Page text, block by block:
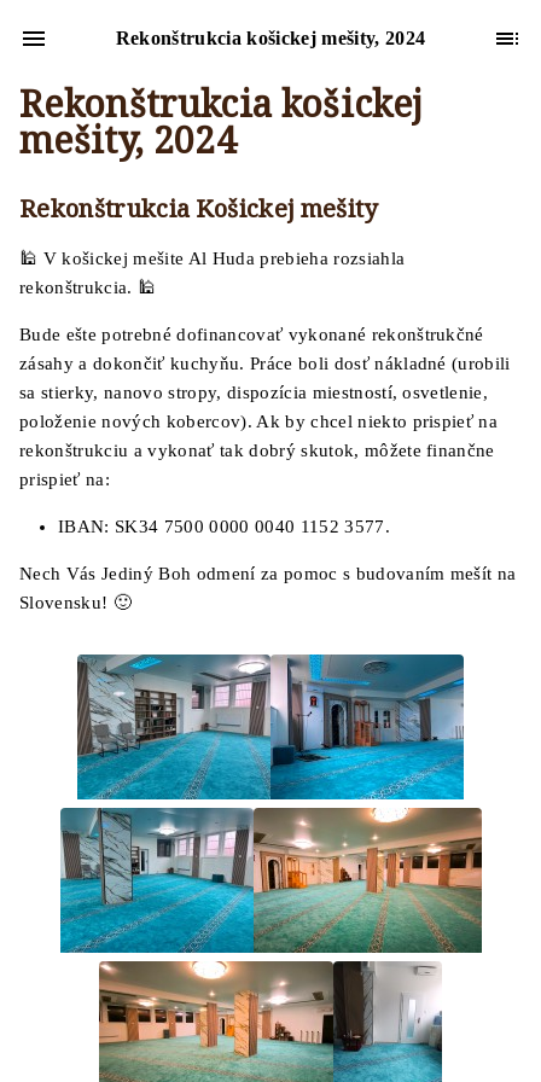
Rekonštrukcia košickej mešity, 2024
Rekonštrukcia košickej
mešity, 2024
Rekonštrukcia Košickej mešity
🕌 V košickej mešite Al Huda prebieha rozsiahla
rekonštrukcia. 🕌
Bude ešte potrebné dofinancovať vykonané rekonštrukčné
zásahy a dokončiť kuchyňu. Práce boli dosť nákladné (urobili
sa stierky, nanovo stropy, dispozícia miestností, osvetlenie,
položenie nových kobercov). Ak by chcel niekto prispieť na
rekonštrukciu a vykonať tak dobrý skutok, môžete finančne
prispieť na:
IBAN: SK34 7500 0000 0040 1152 3577.
Nech Vás Jediný Boh odmení za pomoc s budovaním mešít na
Slovensku! 🙂